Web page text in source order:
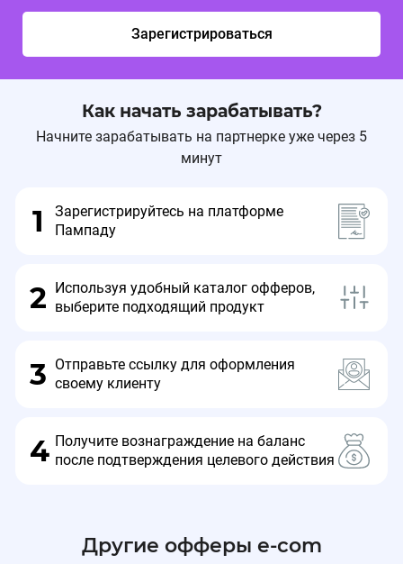
Изменение условий 🔔 24.11.2025, 18:22:12
Изменение ставки на оффере Babor❗
Актуальное вознаграждение вебмастера:
Оплаченный заказ - 9%
Промокод 🔔 14.08.2025, 15:10:56
- Подарок на выбор при покупке от 12
другими промокодами, не действует при
покупке подарочных карт.
Зарегистрироваться
Как начать зарабатывать?
Начните зарабатывать на партнерке уже через 5
минут
1
Зарегистрируйтесь на платформе
Пампаду
2
Используя удобный каталог офферов,
выберите подходящий продукт
3 Отправьте ссылку для оформления
своему клиенту
4 Получите вознаграждение на баланс
после подтверждения целевого действия
Другие офферы e-com